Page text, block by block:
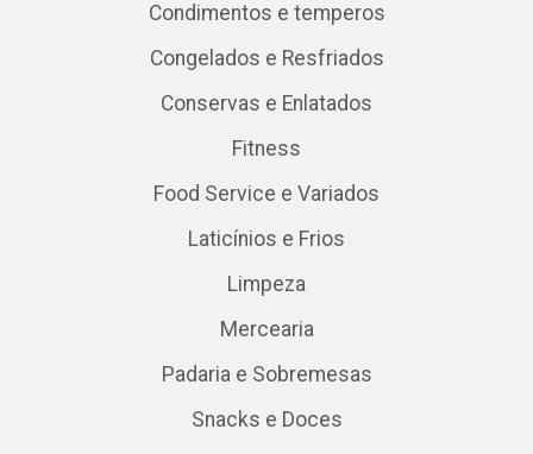
Condimentos e temperos
Congelados e Resfriados
Conservas e Enlatados
Fitness
Food Service e Variados
Laticínios e Frios
Limpeza
Mercearia
Padaria e Sobremesas
Snacks e Doces